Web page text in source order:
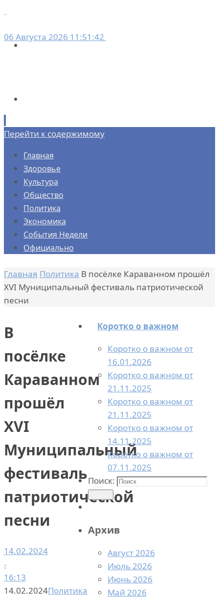
06 Августа 2026 11:51:42
Перейти к содержимому
Главная
Здоровье
Культура
Общество
Политика
Экономика
События Недели
Официально
Главная Политика В посёлке Караванном прошёл
XVI Муниципальный фестиваль патриотической
песни
В
посёлке
Караванном
прошёл
XVI
Муниципальный
фестиваль
патриотической
песни
14.02.2024
-
16:13
14.02.2024Политика
Коротко о важном
Коротко о важном от
16.01.2026
Коротко о важном от
21.11.2025
Коротко о важном от
21.11.2025
Коротко о важном от
14.11.2025
Коротко о важном от
07.11.2025
Поиск:
Архив
Август 2026
Июль 2026
Июнь 2026
Май 2026